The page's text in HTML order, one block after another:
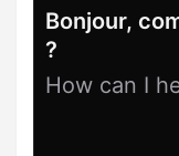
Bonjour,
?
How can I